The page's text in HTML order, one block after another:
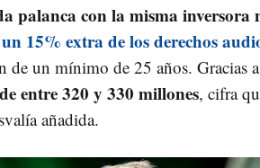
palanca con la misma inversora
un 15% extra de los derechos
un mínimo de 25 años. Gracias
entre 320 y 330 millones, cifra
añadida.